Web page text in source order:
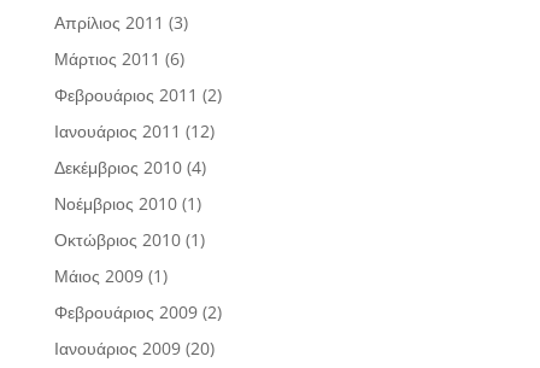
Απρίλιος 2011 (3)
Μάρτιος 2011 (6)
Φεβρουάριος 2011 (2)
Ιανουάριος 2011 (12)
Δεκέμβριος 2010(4)
Νοέμβριος 2010(1)
Οκτώβριος 2010(1)
Μάιος 2009(1)
Φεβρουάριος 2009(2)
Ιανουάριος 2009(20)